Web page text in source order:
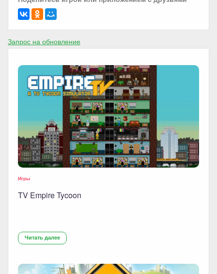
Запрос на обновление
Игры
TV Empire Tycoon
Читать далее